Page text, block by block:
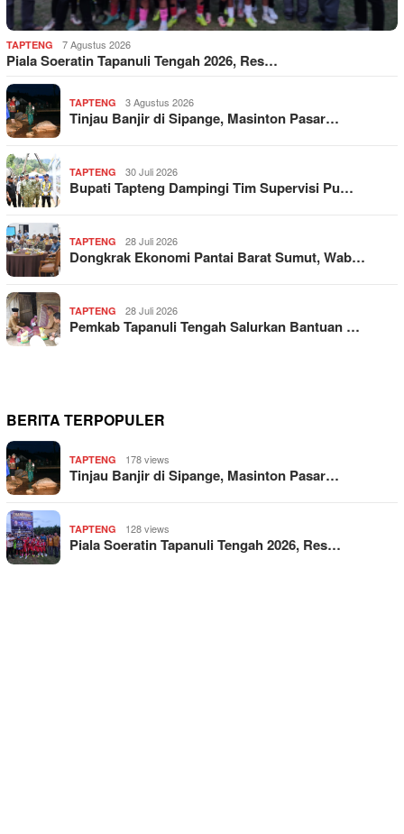
TAPTENG 7 Agustus 2026
Piala Soeratin Tapanuli Tengah 2026, Res…
TAPTENG 3 Agustus 2026
Tinjau Banjir di Sipange, Masinton Pasar…
TAPTENG 30 Juli 2026
Bupati Tapteng Dampingi Tim Supervisi Pu…
TAPTENG 28 Juli 2026
Dongkrak Ekonomi Pantai Barat Sumut, Wab…
TAPTENG 28 Juli 2026
Pemkab Tapanuli Tengah Salurkan Bantuan …
BERITA TERPOPULER
TAPTENG 178 views
Tinjau Banjir di Sipange, Masinton Pasar…
TAPTENG 128 views
Piala Soeratin Tapanuli Tengah 2026, Res…